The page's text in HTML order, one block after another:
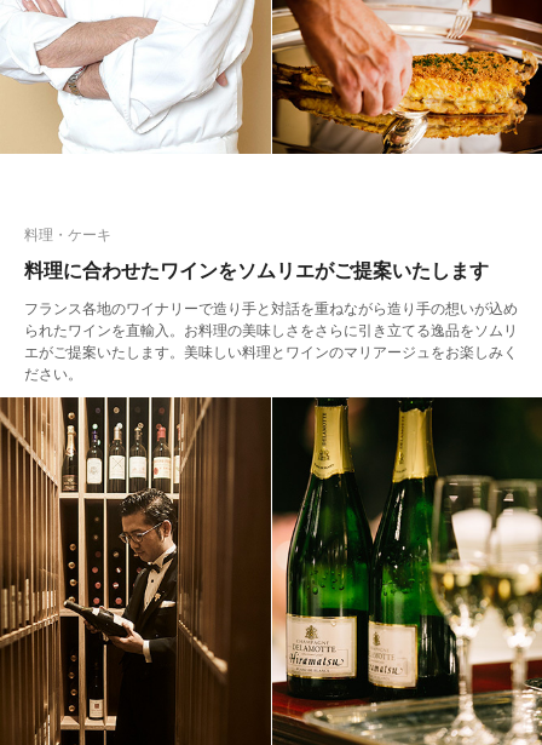
料理に合わせたワインをソムリエがご提案いたします
フランス各地のワイナリーで造り手と対話を重ねながら造り手の想いが込め
られたワインを直輸入。お料理の美味しさをさらに引き立てる逸品をソムリ
エがご提案いたします。美味しい料理とワインのマリアージュをお楽しみく
ださい。
料理・ケーキ